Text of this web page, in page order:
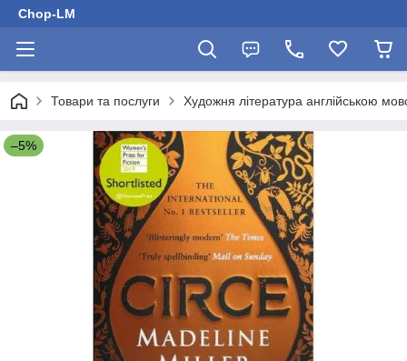
Chop-LM
Товари та послуги Художня література англійською
–5%